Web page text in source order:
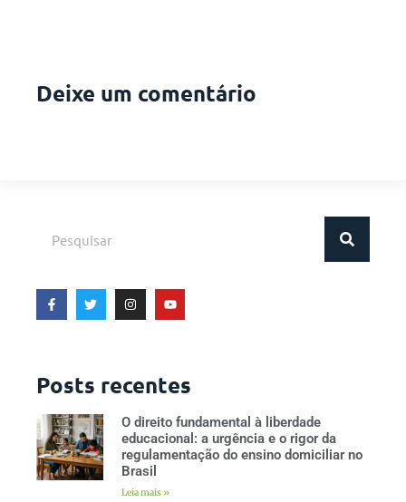
Deixe um comentário
Posts recentes
O direito fundamental à liberdade
educacional: a urgência e o rigor da
regulamentação do ensino domiciliar no
Brasil
Leia mais »